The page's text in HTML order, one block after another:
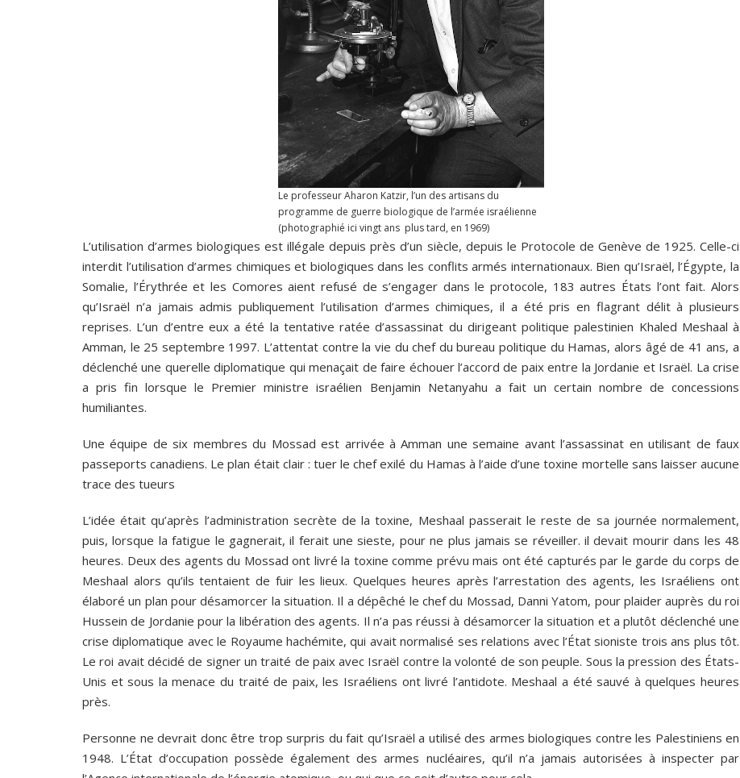
Le professeur Aharon Katzir, l’un des artisans du
programme de guerre biologique de l’armée israélienne
(photographié ici vingt ans plus tard, en 1969)
L’utilisation d’armes biologiques est illégale depuis près d’un siècle, depuis le Protocole de Genève de 1925. Celle-ci
interdit l’utilisation d’armes chimiques et biologiques dans les conflits armés internationaux. Bien qu’Israël, l’Égypte, la
Somalie, l’Érythrée et les Comores aient refusé de s’engager dans le protocole, 183 autres États l’ont fait. Alors
qu’Israël n’a jamais admis publiquement l’utilisation d’armes chimiques, il a été pris en flagrant délit à plusieurs
reprises. L’un d’entre eux a été la tentative ratée d’assassinat du dirigeant politique palestinien Khaled Meshaal à
Amman, le 25 septembre 1997. L’attentat contre la vie du chef du bureau politique du Hamas, alors âgé de 41 ans, a
déclenché une querelle diplomatique qui menaçait de faire échouer l’accord de paix entre la Jordanie et Israël. La crise
a pris fin lorsque le Premier ministre israélien Benjamin Netanyahu a fait un certain nombre de concessions
humiliantes.
Une équipe de six membres du Mossad est arrivée à Amman une semaine avant l’assassinat en utilisant de faux
passeports canadiens. Le plan était clair : tuer le chef exilé du Hamas à l’aide d’une toxine mortelle sans laisser aucune
trace des tueurs
L’idée était qu’après l’administration secrète de la toxine, Meshaal passerait le reste de sa journée normalement,
puis, lorsque la fatigue le gagnerait, il ferait une sieste, pour ne plus jamais se réveiller. il devait mourir dans les 48
heures. Deux des agents du Mossad ont livré la toxine comme prévu mais ont été capturés par le garde du corps de
Meshaal alors qu’ils tentaient de fuir les lieux. Quelques heures après l’arrestation des agents, les Israéliens ont
élaboré un plan pour désamorcer la situation. Il a dépêché le chef du Mossad, Danni Yatom, pour plaider auprès du roi
Hussein de Jordanie pour la libération des agents. Il n’a pas réussi à désamorcer la situation et a plutôt déclenché une
crise diplomatique avec le Royaume hachémite, qui avait normalisé ses relations avec l’État sioniste trois ans plus tôt.
Le roi avait décidé de signer un traité de paix avec Israël contre la volonté de son peuple. Sous la pression des États-
Unis et sous la menace du traité de paix, les Israéliens ont livré l’antidote. Meshaal a été sauvé à quelques heures
près.
Personne ne devrait donc être trop surpris du fait qu’Israël a utilisé des armes biologiques contre les Palestiniens en
1948. L’État d’occupation possède également des armes nucléaires, qu’il n’a jamais autorisées à inspecter par